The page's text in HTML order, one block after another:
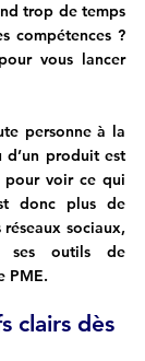
trop de temps
compétences ?
vous lancer
personne à la
d’un produit est
pour voir ce qui
donc plus de
sociaux,
ses outils de
PME.
clairs dès